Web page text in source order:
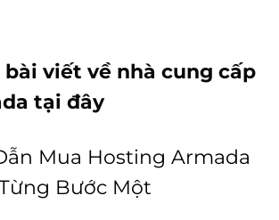
viết về nhà cung cấp
tại đây
Mua Hosting Armada
Bước Một